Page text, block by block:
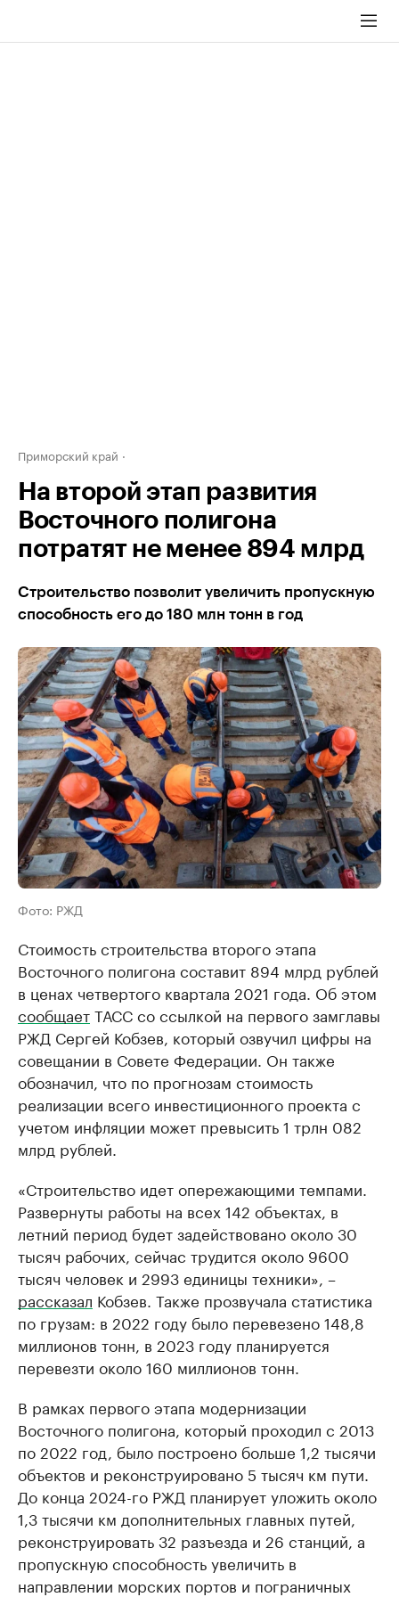
Приморский край
На второй этап развития
Восточного полигона
потратят не менее 894 млрд
Строительство позволит увеличить пропускную
способность его до 180 млн тонн в год
Фото: РЖД
Стоимость строительства второго этапа
Восточного полигона составит 894 млрд рублей
в ценах четвертого квартала 2021 года. Об этом
сообщаетТАСС со ссылкой на первого замглавы
РЖД Сергей Кобзев, который озвучил цифры на
совещании в Совете Федерации. Он также
обозначил, что по прогнозам стоимость
реализации всего инвестиционного проекта с
учетом инфляции может превысить 1 трлн 082
млрд рублей.
«Строительство идет опережающими темпами.
Развернуты работы на всех 142 объектах, в
летний период будет задействовано около 30
тысяч рабочих, сейчас трудится около 9600
тысяч человек и 2993 единицы техники», –
рассказал Кобзев. Также прозвучала статистика
по грузам: в 2022 году было перевезено 148,8
миллионов тонн, в 2023 году планируется
перевезти около 160 миллионов тонн.
В рамках первого этапа модернизации
Восточного полигона, который проходил с 2013
по 2022 год, было построено больше 1,2 тысячи
объектов и реконструировано 5 тысяч км пути.
До конца 2024-го РЖД планирует уложить около
1,3 тысячи км дополнительных главных путей,
реконструировать 32 разъезда и 26 станций, а
пропускную способность увеличить в
направлении морских портов и пограничных